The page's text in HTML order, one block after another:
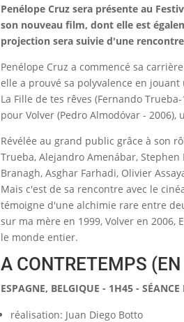
Penélope Cruz sera présente au
son nouveau film, dont elle est
projection sera suivie d'une
Penélope Cruz a commencé sa
elle a prouvé sa polyvalence en
La Fille de tes rêves (Fernando
pour Volver (Pedro Almodóvar -
Révélée au grand public grâce à son
Trueba, Alejandro Amenábar, Stephen
Branagh, Asghar Farhadi, Olivier
Mais c'est de sa rencontre avec le
témoigne d'une alchimie rare entre
sur ma mère en 1999, Volver en
le monde entier.
A CONTRETEMPS
ESPAGNE, BELGIQUE - 1H45 -
réalisation: Juan Diego Botto